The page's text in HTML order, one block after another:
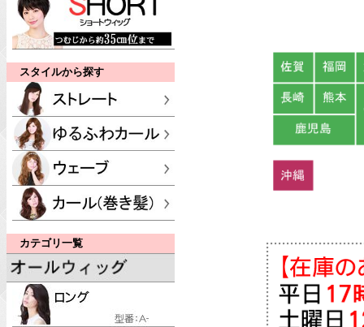
スタイルから探す
カテゴリ一覧